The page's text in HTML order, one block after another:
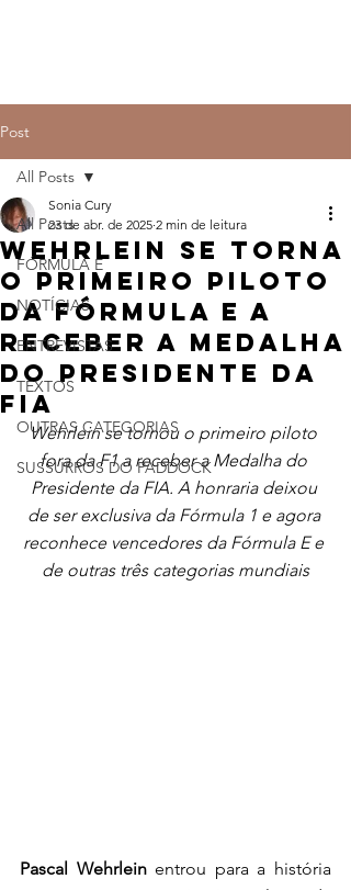
Post
All Posts
FÓRMULA E
NOTÍCIAS
ENTREVISTAS
TEXTOS
OUTRAS CATEGORIAS
SUSSURROS DO PADDOCK
All Posts
Wehrlein se torna
o primeiro piloto
da Fórmula E a
receber a Medalha
do Presidente da
FIA
Sonia Cury
23 de abr. de 2025 2 min de leitura
Wehrlein se tornou o primeiro piloto
fora da F1 a receber a Medalha do
Presidente da FIA. A honraria deixou
de ser exclusiva da Fórmula 1 e agora
reconhece vencedores da Fórmula E e
de outras três categorias mundiais
Pascal Wehrlein entrou para a história